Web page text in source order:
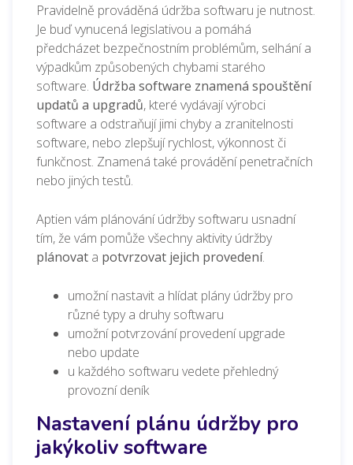
Pravidelně prováděná údržba softwaru je nutnost.
Je buď vynucená legislativou a pomáhá
předcházet bezpečnostním problémům, selhání a
výpadkům způsobených chybami starého
software. Údržba software znamená spouštění
updatů a upgradů, které vydávají výrobci
software a odstraňují jimi chyby a zranitelnosti
software, nebo zlepšují rychlost, výkonnost či
funkčnost. Znamená také provádění penetračních
nebo jiných testů.
Aptien vám plánování údržby softwaru usnadní
tím, že vám pomůže všechny aktivity údržby
plánovat a potvrzovat jejich provedení.
umožní nastavit a hlídat plány údržby pro
různé typy a druhy softwaru
umožní potvrzování provedení upgrade
nebo update
u každého softwaru vedete přehledný
provozní deník
Nastavení plánu údržby pro
jakýkoliv software